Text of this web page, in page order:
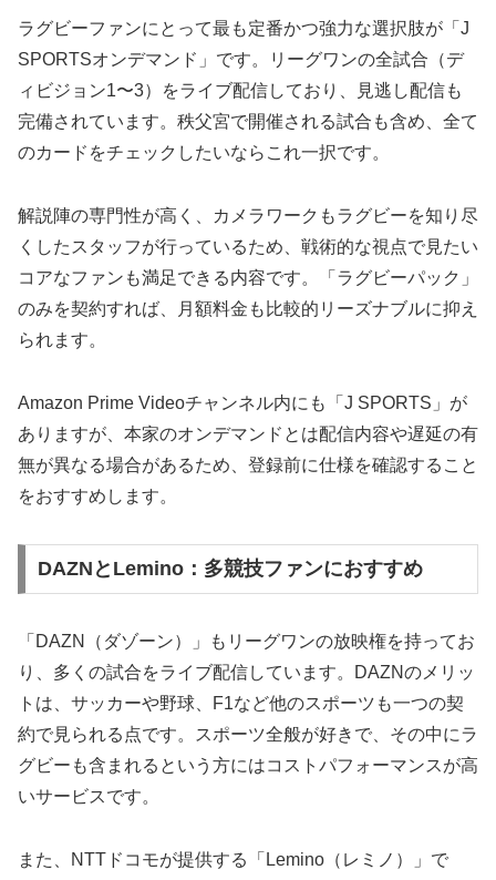
ラグビーファンにとって最も定番かつ強力な選択肢が「J
SPORTSオンデマンド」です。リーグワンの全試合（デ
ィビジョン1〜3）をライブ配信しており、見逃し配信も
完備されています。秩父宮で開催される試合も含め、全て
のカードをチェックしたいならこれ一択です。
解説陣の専門性が高く、カメラワークもラグビーを知り尽
くしたスタッフが行っているため、戦術的な視点で見たい
コアなファンも満足できる内容です。「ラグビーパック」
のみを契約すれば、月額料金も比較的リーズナブルに抑え
られます。
Amazon Prime Videoチャンネル内にも「J SPORTS」が
ありますが、本家のオンデマンドとは配信内容や遅延の有
無が異なる場合があるため、登録前に仕様を確認すること
をおすすめします。
DAZNとLemino：多競技ファンにおすすめ
「DAZN（ダゾーン）」もリーグワンの放映権を持ってお
り、多くの試合をライブ配信しています。DAZNのメリッ
トは、サッカーや野球、F1など他のスポーツも一つの契
約で見られる点です。スポーツ全般が好きで、その中にラ
グビーも含まれるという方にはコストパフォーマンスが高
いサービスです。
また、NTTドコモが提供する「Lemino（レミノ）」で